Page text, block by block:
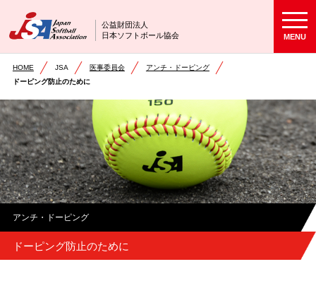
公益財団法人
日本ソフトボール協会
MENU
HOME JSA 医事委員会
アンチ・ドーピング
ドーピング防止のために
アンチ・ドーピング
ドーピング防止のために